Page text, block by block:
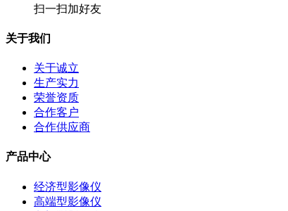
扫一扫加好友
关于我们
关于诚立
生产实力
荣誉资质
合作客户
合作供应商
产品中心
经济型影像仪
高端型影像仪